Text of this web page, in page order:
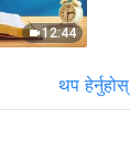
12:44
थप हेर्नुहोस्